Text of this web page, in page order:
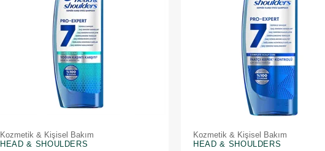
Kozmetik & Kişisel Bakım
HEAD & SHOULDERS
Kozmetik & Kişisel Bakım
HEAD & SHOULDERS